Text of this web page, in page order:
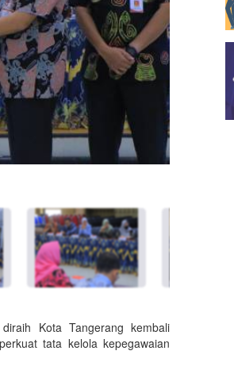
Kota Tangerang kembali
tata kelola kepegawaian